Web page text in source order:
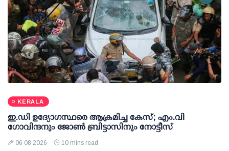
KERALA
ഇ.ഡി ഉദ്യോഗസ്ഥരെ ആക്രമിച്ച കേസ്; എം.വി
ഗോവിന്ദനും ജോണ്‍ ബ്രിട്ടാസിനും നോട്ടീസ്
06 08 2026 10 mins read